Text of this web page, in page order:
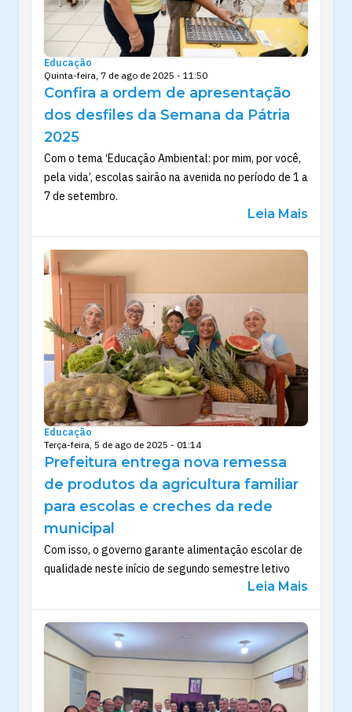
Educação
Quinta-feira, 7 de ago de 2025 - 11:50
Confira a ordem de apresentação
dos desfiles da Semana da Pátria
2025
Com o tema ‘Educação Ambiental: por mim, por você,
pela vida’, escolas sairão na avenida no período de 1 a
7 de setembro.
Leia Mais
Educação
Terça-feira, 5 de ago de 2025 - 01:14
Prefeitura entrega nova remessa
de produtos da agricultura familiar
para escolas e creches da rede
municipal
Com isso, o governo garante alimentação escolar de
qualidade neste início de segundo semestre letivo
Leia Mais